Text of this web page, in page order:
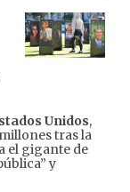
Unidos,
tras la
el gigante de
y